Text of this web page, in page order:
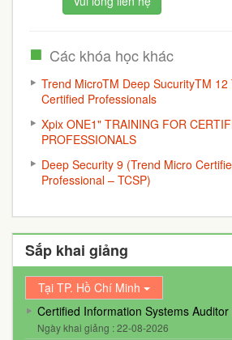
Các khóa học khác
Trend MicroTM Deep SucurityTM 12
Certified Professionals
Xpix ONE1" TRAINING FOR
PROFESSIONALS
Deep Security 9 (Trend Micro
Professional – TCSP)
Sắp khai giảng
Tại TP. Hồ Chí Minh
Certified Information Systems Auditor
Ngày khai giảng : 22-08-2026